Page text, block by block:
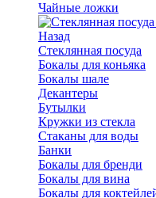
Чайные ложки
Назад
Стеклянная посуда
Бокалы для коньяка
Бокалы шале
Декантеры
Бутылки
Кружки из стекла
Стаканы для воды
Банки
Бокалы для бренди
Бокалы для вина
Бокалы для